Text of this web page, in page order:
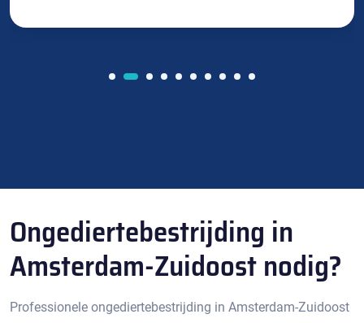
Ongediertebestrijding in
Amsterdam-Zuidoost nodig?
Professionele ongediertebestrijding in Amsterdam-Zuidoost